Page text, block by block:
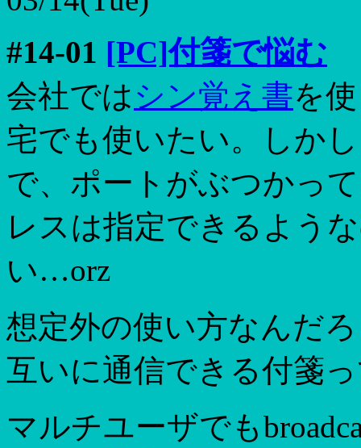
#14-01 [PC]付箋で悩む
会社ではシン覚え書を
宅でも使いたい。しか
で、ポートがぶつかっ
レスは指定できるよう
い…orz
想定外の使い方なんだ
互いに通信できる付箋
マルチユーザでも